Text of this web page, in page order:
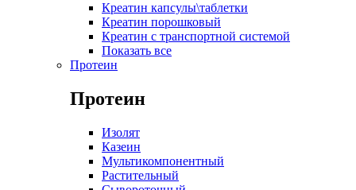
Креатин капсулы\таблетки
Креатин порошковый
Креатин с транспортной системой
Показать все
Протеин
Протеин
Изолят
Казеин
Мультикомпонентный
Растительный